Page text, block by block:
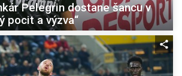
Pelegrin dostane šancu v
pocit a výzva“